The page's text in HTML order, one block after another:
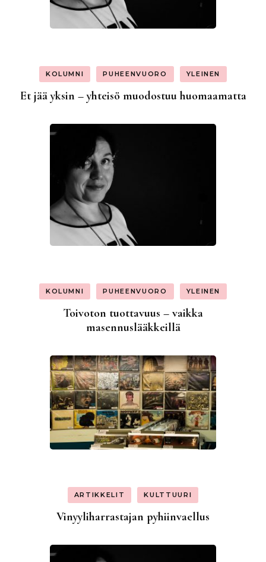
KOLUMNI PUHEENVUORO YLEINEN
Et jää yksin – yhteisö muodostuu huomaamatta
KOLUMNI PUHEENVUORO YLEINEN
Toivoton tuottavuus – vaikka
masennuslääkkeillä
ARTIKKELIT KULTTUURI
Vinyyliharrastajan pyhiinvaellus